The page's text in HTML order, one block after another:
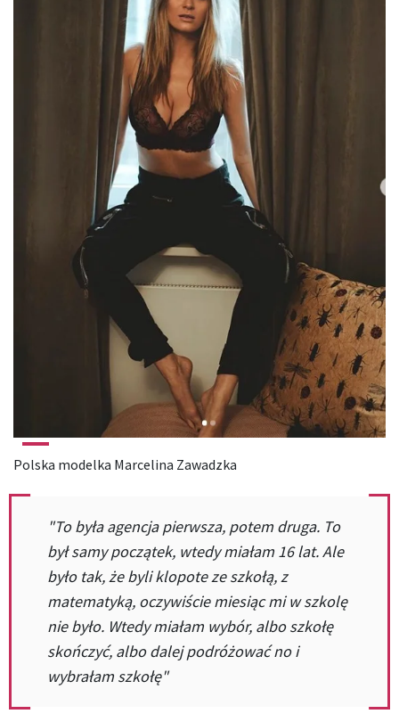
Polska modelka Marcelina Zawadzka
"To była agencja pierwsza, potem druga. To
był samy początek, wtedy miałam 16 lat. Ale
było tak, że byli klopote ze szkołą, z
matematyką, oczywiście miesiąc mi w szkolę
nie było. Wtedy miałam wybór, albo szkołę
skończyć, albo dalej podróżować no i
wybrałam szkołę"